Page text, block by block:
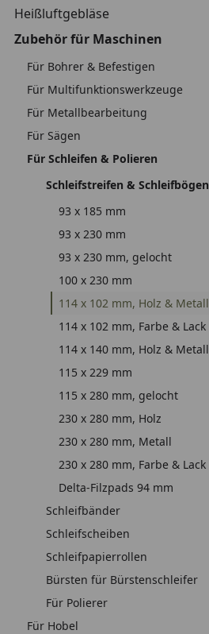
Heißluftgebläse
Zubehör für Maschinen
Für Bohrer & Befestigen
Für Multifunktionswerkzeuge
Für Metallbearbeitung
Für Sägen
Für Schleifen & Polieren
Schleifstreifen & Schleifbögen
93 x 185 mm
93 x 230 mm
93 x 230 mm, gelocht
100 x 230 mm
114 x 102 mm, Holz & Metall
114 x 102 mm, Farbe & Lack
114 x 140 mm, Holz & Metall
115 x 229 mm
115 x 280 mm, gelocht
230 x 280 mm, Holz
230 x 280 mm, Metall
230 x 280 mm, Farbe & Lack
Delta-Filzpads 94 mm
Schleifbänder
Schleifscheiben
Schleifpapierrollen
Bürsten für Bürstenschleifer
Für Polierer
Für Hobel